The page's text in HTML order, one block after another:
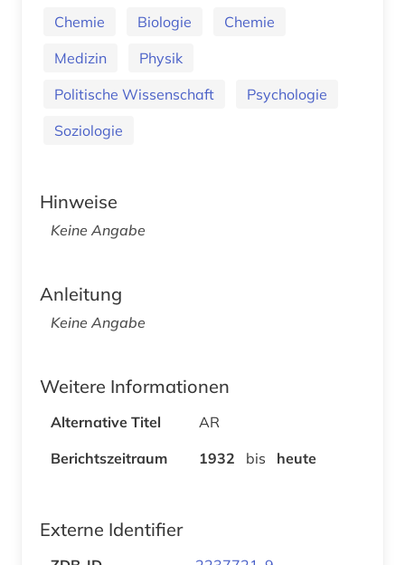
Chemie Biologie
Chemie
Medizin
Physik
Politische Wissenschaft
Psychologie
Soziologie
Hinweise
Keine Angabe
Anleitung
Keine Angabe
Weitere Informationen
Alternative Titel
AR
Berichtszeitraum
1932 bis heute
Externe Identifier